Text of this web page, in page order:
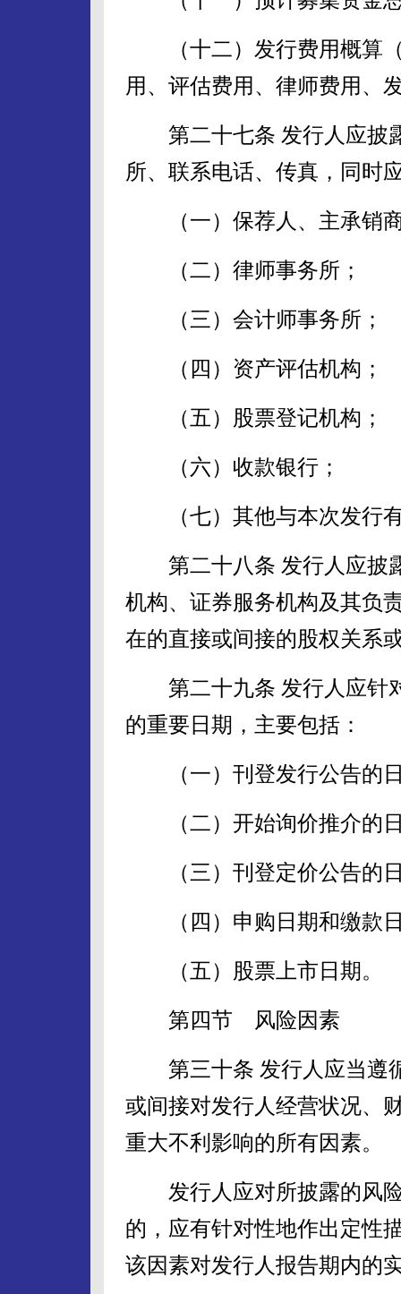
（十二）发行费用概算（
用、评估费用、律师费用、
第二十七条 发行人应披
所、联系电话、传真，同时
（一）保荐人、主承销商
（二）律师事务所；
（三）会计师事务所；
（四）资产评估机构；
（五）股票登记机构；
（六）收款银行；
（七）其他与本次发行
第二十八条 发行人应披
机构、证券服务机构及其负
在的直接或间接的股权关系
第二十九条 发行人应针
的重要日期，主要包括：
（一）刊登发行公告的
（二）开始询价推介的
（三）刊登定价公告的
（四）申购日期和缴款
（五）股票上市日期。
第四节 风险因素
第三十条 发行人应当遵
或间接对发行人经营状况、
重大不利影响的所有因素。
发行人应对所披露的风险
的，应有针对性地作出定性
该因素对发行人报告期内的